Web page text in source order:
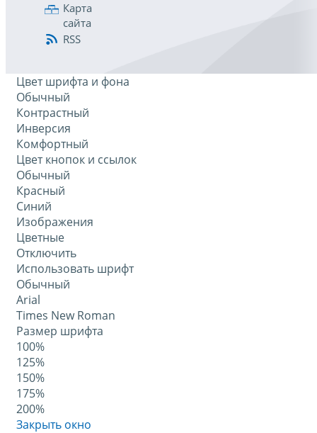
Карта
сайта
RSS
Цвет шрифта и фона
Обычный
Контрастный
Инверсия
Комфортный
Цвет кнопок и ссылок
Обычный
Красный
Синий
Изображения
Цветные
Отключить
Использовать шрифт
Обычный
Arial
Times New Roman
Размер шрифта
100%
125%
150%
175%
200%
Закрыть окно